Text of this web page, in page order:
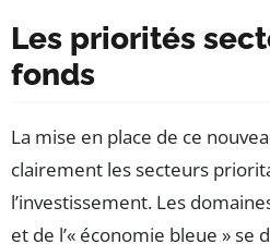
Les priorités
fonds
La mise en place de ce
clairement les secteurs
l’investissement. Les
et de l’« économie bleue »